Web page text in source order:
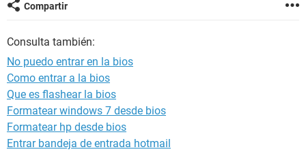
Compartir
Consulta también:
No puedo entrar en la bios
Como entrar a la bios
Que es flashear la bios
Formatear windows 7 desde bios
Formatear hp desde bios
Entrar bandeja de entrada hotmail